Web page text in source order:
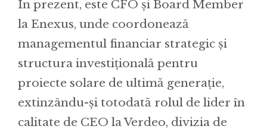
În prezent, este CFO și Board Member
la Enexus, unde coordonează
managementul financiar strategic și
structura investițională pentru
proiecte solare de ultimă generație,
extinzându-și totodată rolul de lider în
calitate de CEO la Verdeo, divizia de